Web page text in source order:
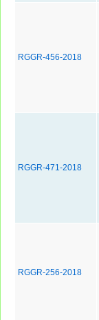
RGGR-456-2018
RGGR-471-2018
RGGR-256-2018